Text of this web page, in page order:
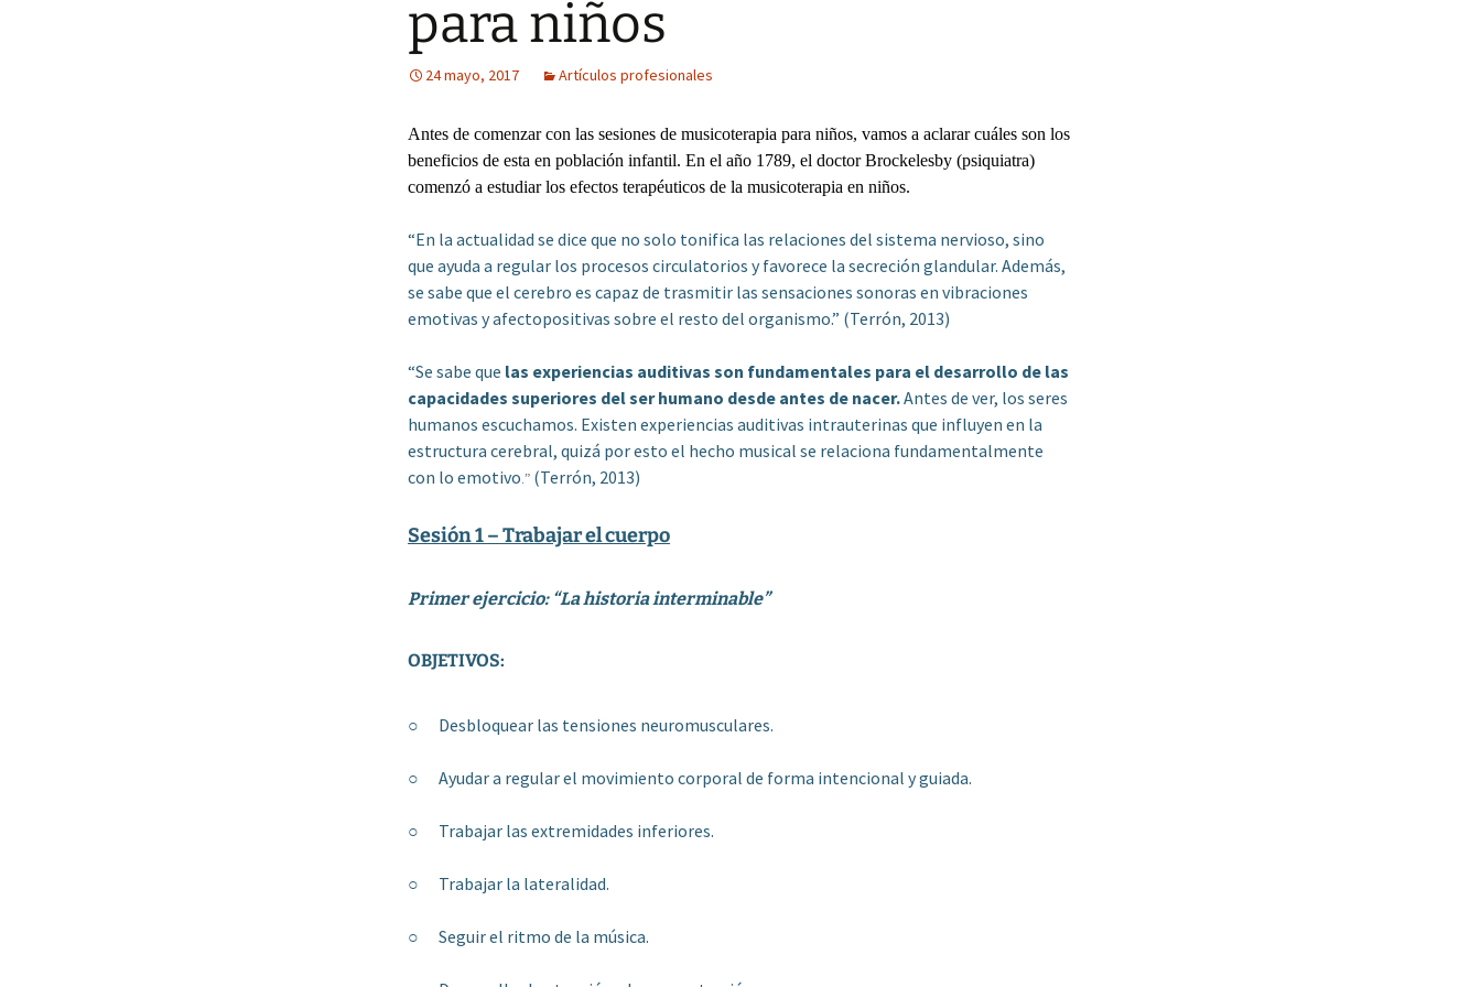
para niños
24 mayo, 2017 Artículos profesionales
Antes de comenzar con las sesiones de musicoterapia para niños, vamos a aclarar cuáles son los
beneficios de esta en población infantil. En el año 1789, el doctor Brockelesby (psiquiatra)
comenzó a estudiar los efectos terapéuticos de la musicoterapia en niños.
“En la actualidad se dice que no solo tonifica las relaciones del sistema nervioso, sino
que ayuda a regular los procesos circulatorios y favorece la secreción glandular. Además,
se sabe que el cerebro es capaz de trasmitir las sensaciones sonoras en vibraciones
emotivas y afectopositivas sobre el resto del organismo.” (Terrón, 2013)
“Se sabe que las experiencias auditivas son fundamentales para el desarrollo de las
capacidades superiores del ser humano desde antes de nacer.Antes de ver, los seres
humanos escuchamos. Existen experiencias auditivas intrauterinas que influyen en la
estructura cerebral, quizá por esto el hecho musical se relaciona fundamentalmente
con lo emotivo.” (Terrón, 2013)
Sesión 1 – Trabajar el cuerpo
Primer ejercicio: “La historia interminable”
OBJETIVOS:
○ Desbloquear las tensiones neuromusculares.
○ Ayudar a regular el movimiento corporal de forma intencional y guiada.
○ Trabajar las extremidades inferiores.
○ Trabajar la lateralidad.
○ Seguir el ritmo de la música.